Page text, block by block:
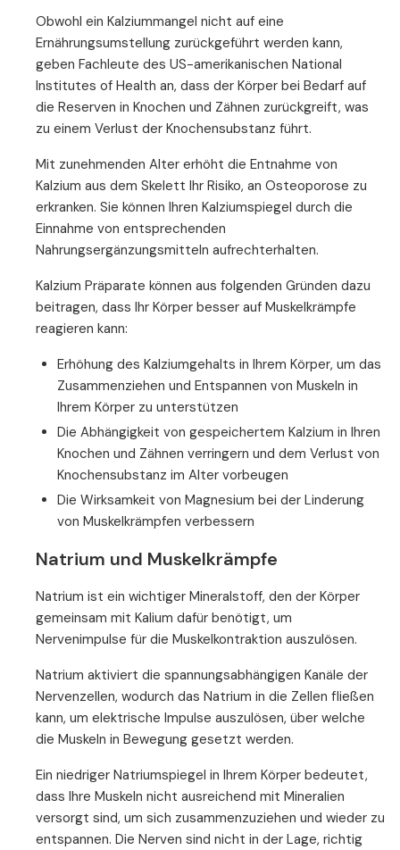
Obwohl ein Kalziummangel nicht auf eine
Ernährungsumstellung zurückgeführt werden kann,
geben Fachleute des US-amerikanischen National
Institutes of Health an, dass der Körper bei Bedarf auf
die Reserven in Knochen und Zähnen zurückgreift, was
zu einem Verlust der Knochensubstanz führt.
Mit zunehmenden Alter erhöht die Entnahme von
Kalzium aus dem Skelett Ihr Risiko, an Osteoporose zu
erkranken. Sie können Ihren Kalziumspiegel durch die
Einnahme von entsprechenden
Nahrungsergänzungsmitteln aufrechterhalten.
Kalzium Präparate können aus folgenden Gründen dazu
beitragen, dass Ihr Körper besser auf Muskelkrämpfe
reagieren kann:
Erhöhung des Kalziumgehalts in Ihrem Körper, um das
Zusammenziehen und Entspannen von Muskeln in
Ihrem Körper zu unterstützen
Die Abhängigkeit von gespeichertem Kalzium in Ihren
Knochen und Zähnen verringern und dem Verlust von
Knochensubstanz im Alter vorbeugen
Die Wirksamkeit von Magnesium bei der Linderung
von Muskelkrämpfen verbessern
Natrium und Muskelkrämpfe
Natrium ist ein wichtiger Mineralstoff, den der Körper
gemeinsam mit Kalium dafür benötigt, um
Nervenimpulse für die Muskelkontraktion auszulösen.
Natrium aktiviert die spannungsabhängigen Kanäle der
Nervenzellen, wodurch das Natrium in die Zellen fließen
kann, um elektrische Impulse auszulösen, über welche
die Muskeln in Bewegung gesetzt werden.
Ein niedriger Natriumspiegel in Ihrem Körper bedeutet,
dass Ihre Muskeln nicht ausreichend mit Mineralien
versorgt sind, um sich zusammenzuziehen und wieder zu
entspannen. Die Nerven sind nicht in der Lage, richtig